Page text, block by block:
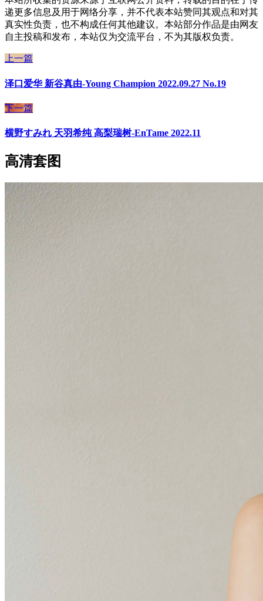
递更多信息及用于网络分享，并不代表本站赞同其观点和对其
真实性负责，也不构成任何其他建议。本站部分作品是由网友
自主投稿和发布，本站仅为交流平台，不为其版权负责。
上一篇
泽口爱华 新谷真由-Young Champion 2022.09.27 No.19
下一篇
横野すみれ 天羽希纯 高梨瑞树-EnTame 2022.11
高清套图